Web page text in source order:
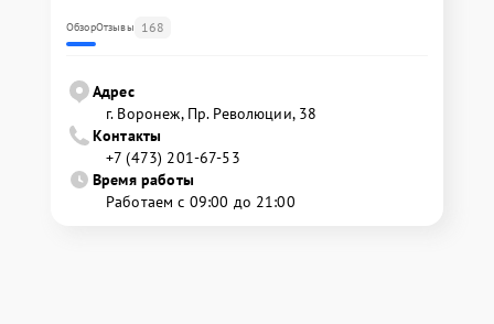
ОбзорОтзывы 168
Адрес
г. Воронеж, Пр. Революции, 38
Контакты
+7 (473) 201-67-53
Время работы
Работаем с 09:00 до 21:00